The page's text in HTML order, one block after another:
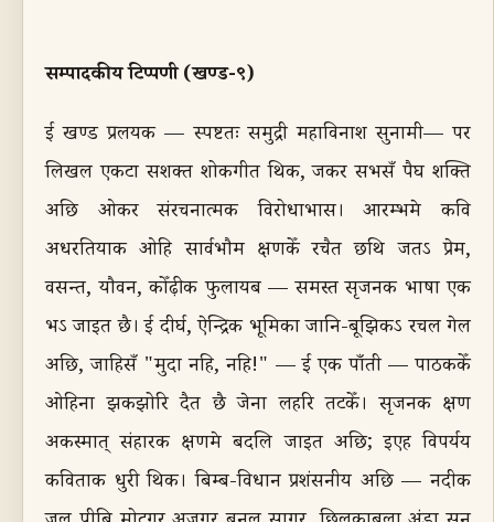
सम्पादकीय टिप्पणी (खण्ड-९)
ई खण्ड प्रलयक — स्पष्टतः समुद्री महाविनाश सुनामी— पर
लिखल एकटा सशक्त शोकगीत थिक, जकर सभसँ पैघ शक्ति
अछि ओकर संरचनात्मक विरोधाभास। आरम्भमे कवि
अधरतियाक ओहि सार्वभौम क्षणकेँ रचैत छथि जतऽ प्रेम,
वसन्त, यौवन, कोँढ़ीक फुलायब — समस्त सृजनक भाषा एक
भऽ जाइत छै। ई दीर्घ, ऐन्द्रिक भूमिका जानि-बूझिकऽ रचल गेल
अछि, जाहिसँ "मुदा नहि, नहि!" — ई एक पाँती — पाठककेँ
ओहिना झकझोरि दैत छै जेना लहरि तटकेँ। सृजनक क्षण
अकस्मात् संहारक क्षणमे बदलि जाइत अछि; इएह विपर्यय
कविताक धुरी थिक। बिम्ब-विधान प्रशंसनीय अछि — नदीक